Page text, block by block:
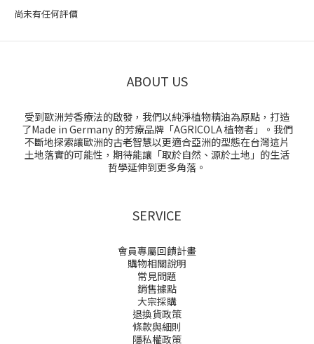
尚未有任何評價
ABOUT US
受到歐洲芳香療法的啟發，我們以純淨植物精油為原點，打造
了Made in Germany 的芳療品牌「AGRICOLA 植物者」。我們
不斷地探索讓歐洲的古老智慧以更適合亞洲的型態在台灣這片
土地落實的可能性，期待能讓「取於自然、源於土地」的生活
哲學延伸到更多角落。
SERVICE
會員專屬回饋計畫
購物相關說明
常見問題
銷售據點
大宗採購
退換貨政策
條款與細則
隱私權政策